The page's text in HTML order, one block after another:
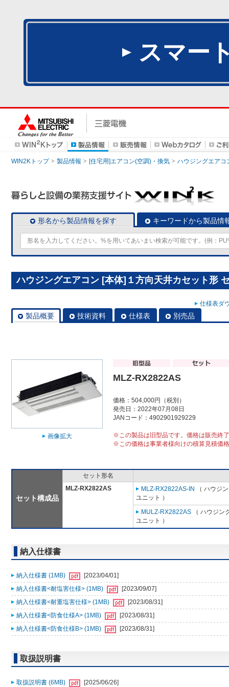
スマー
WIN2Kトップ 製品情報 [住宅用]エアコン(空調)・換気 ハウジングエアコ
形名から製品情報を探す キーワードから製品情
ハウジングエアコン [本体]１方向天井カセット形
仕様表ダ
製品概要 技術資料 仕様表 別売品
画像拡大
MLZ-RX2822AS
価格：504,000円（税別）
発売日：2022年07月08日
JANコード：4902901929229
※この製品は旧型品です。価格は販売終
※この価格は事業者様向けの積算見積価
セット構成品
セット形名
MLZ-RX2822AS
MLZ-RX2822AS-IN
（ ハウジ
ユニット ）
MULZ-RX2822AS （ ハウジン
ユニット ）
納入仕様書
納入仕様書 (1MB)
[2023/04/01]
納入仕様書<耐塩害仕様> (1MB)
[2023/09/07]
納入仕様書<耐重塩害仕様> (1MB)
[2023/08/31]
納入仕様書<防食仕様A> (1MB)
[2023/08/31]
納入仕様書<防食仕様B> (1MB)
[2023/08/31]
取扱説明書
取扱説明書 (6MB) [2025/06/26]